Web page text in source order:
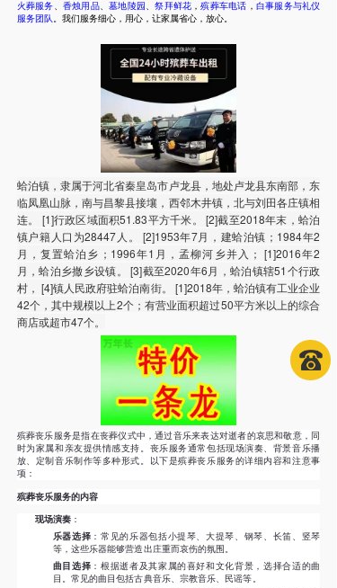
火葬服务
香烛用品、墓地陵园 、祭拜鲜花 ，殡葬车电话 ， 白事服务与礼仪
服务团队
。我们服务细心，用心，让家属省心，放心。
蛤泊镇，隶属于河北省秦皇岛市卢龙县，地处卢龙县东南部，东
临凤凰山脉，南与昌黎县接壤，西邻木井镇，北与刘田各庄镇相
连。 [1]行政区域面积51.83平方千米。 [2]截至2018年末，蛤泊
镇户籍人口为28447人。 [2]1953年7月，建蛤泊镇；1984年2
月，复置蛤泊乡；1996年1月，孟柳河乡并入； [1]2016年2
月，蛤泊乡撤乡设镇。 [3]截至2020年6月，蛤泊镇辖51个行政
村， [4]镇人民政府驻蛤泊南街。 [1]2018年，蛤泊镇有工业企业
42个，其中规模以上2个；有营业面积超过50平方米以上的综合
商店或超市47个。
殡葬丧乐服务是指在丧葬仪式中，通过音乐来表达对逝者的哀思和敬意，同
时为家属和亲友提供情感支持。丧乐服务通常包括现场演奏、背景音乐播
放、定制音乐制作等多种形式。以下是殡葬丧乐服务的详细内容和注意事
项：
殡葬丧乐服务的内容
现场演奏 ：
乐器选择 ：常见的乐器包括小提琴、大提琴、钢琴、长笛、竖琴
等，这些乐器能够营造出庄重而哀伤的氛围。
曲目选择 ：根据逝者及其家属的喜好和文化背景，选择合适的曲
目。常见的曲目包括古典音乐、宗教音乐、民谣等。